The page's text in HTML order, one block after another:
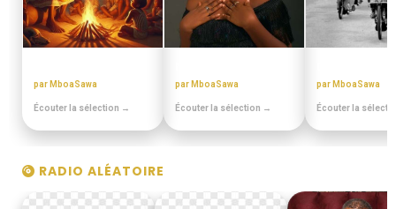
par MboaSawa
Écouter la sélection →
par MboaSawa
Écouter la sélection →
par MboaSawa
Écouter la
RADIO ALÉATOIRE